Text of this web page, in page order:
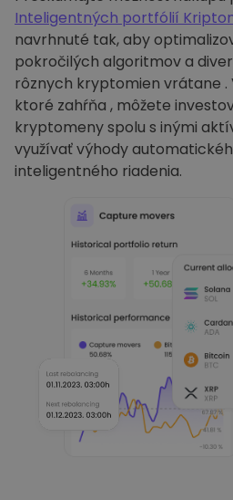
Inteligentných portfólií
navrhnuté tak, aby
pokročilých algoritmov a
rôznych kryptomien vrátane
ktoré zahŕňa , môžete
kryptomeny spolu s inými
využívať výhody
inteligentného riadenia.